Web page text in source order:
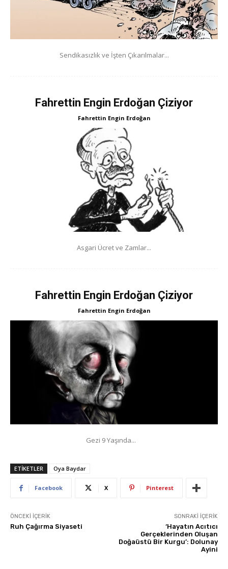
Sendikasızlık ve İşten Çıkarılmalar...
Fahrettin Engin Erdoğan Çiziyor
Fahrettin Engin Erdoğan
Asgari Ücret ve Zamlar...
Fahrettin Engin Erdoğan Çiziyor
Fahrettin Engin Erdoğan
Gezi 9 Yaşında...
ETIKETLER Oya Baydar
Facebook X Pinterest
ÖNCEKI İÇERIK
Ruh Çağırma Siyaseti
SONRAKI İÇERIK
‘Hayatın Acıtıcı
Gerçeklerinden Oluşan
Doğaüstü Bir Kurgu’: Dolunay
Ayini